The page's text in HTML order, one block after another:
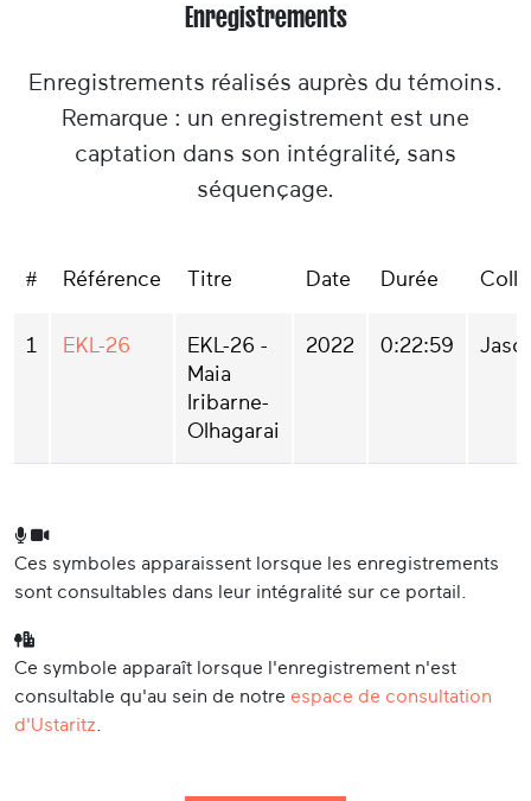
Enregistrements
Enregistrements réalisés auprès du témoins.
Remarque : un enregistrement est une
captation dans son intégralité, sans
séquençage.
# Référence Titre Date Durée
1 EKL-26
EKL-26 -
Maia
Iribarne-
Olhagarai
2022 0:22:59
Ces symboles apparaissent lorsque les enregistrements
sont consultables dans leur intégralité sur ce portail.
Ce symbole apparaît lorsque l'enregistrement n'est
consultable qu'au sein de notre espace de consultation
d'Ustaritz